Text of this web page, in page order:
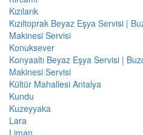
Kızılarık
Kızıltoprak Beyaz Eşya Servisi |
Makinesi Servisi
Konuksever
Konyaaltı Beyaz Eşya Servisi |
Makinesi Servisi
Kültür Mahallesi Antalya
Kundu
Kuzeyyaka
Lara
Liman